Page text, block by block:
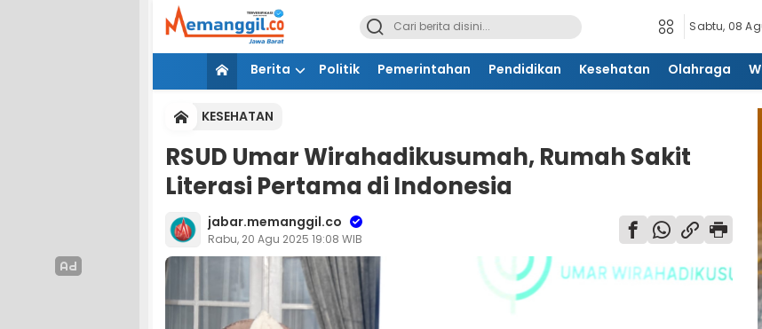
Sabtu, 08
Berita Politik Pemerintahan Pendidikan Kesehatan Olahraga
KESEHATAN
RSUD Umar Wirahadikusumah, Rumah Sakit
Literasi Pertama di Indonesia
jabar.memanggil.co
Rabu, 20 Agu 2025 19:08 WIB